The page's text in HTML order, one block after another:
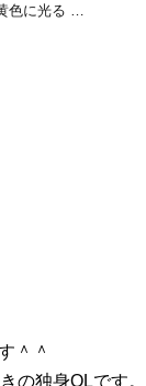
色に光る …
＾＾
の独身OLです。